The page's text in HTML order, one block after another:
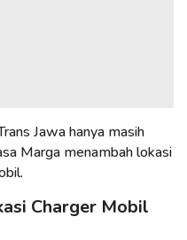
Jawa hanya masih
Marga menambah lokasi
Charger Mobil